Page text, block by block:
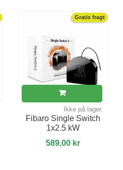
Gratis fragt
Ikke på lager.
Fibaro Single Switch
1x2.5 kW
589,00 kr